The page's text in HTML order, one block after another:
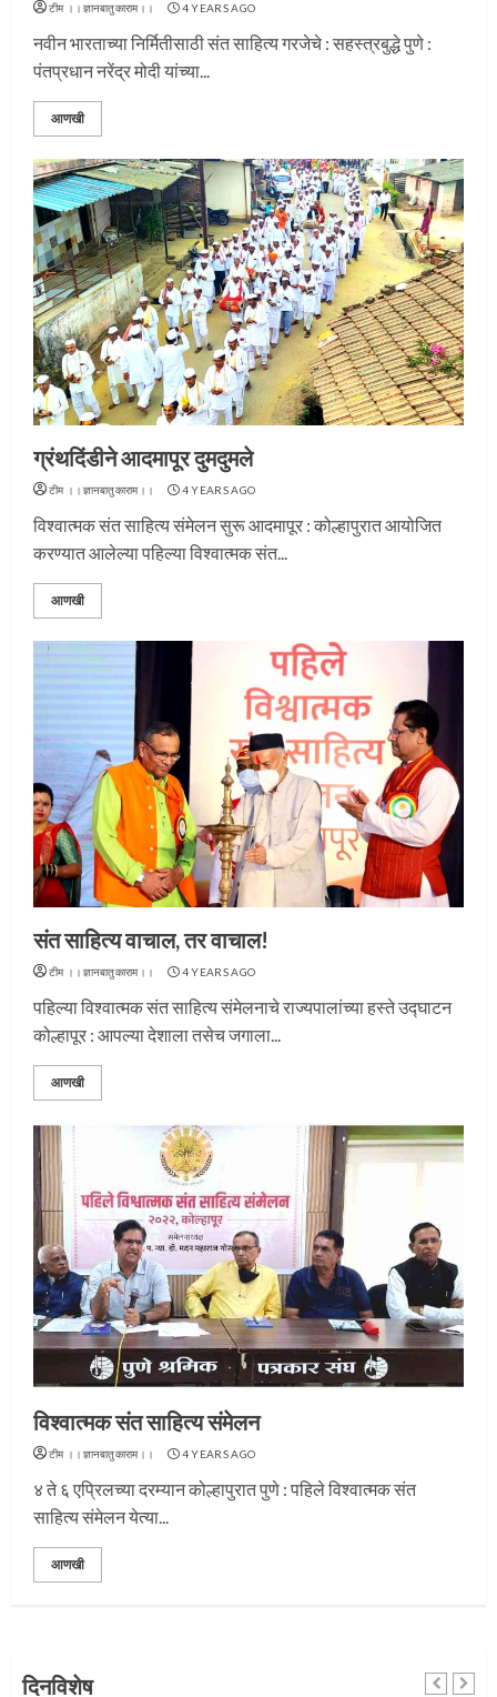
टीम ।।ज्ञानबातुकाराम।। 4 YEARS AGO
नवीन भारताच्या निर्मितीसाठी संत साहित्य गरजेचे : सहस्त्रबुद्धे पुणे :
पंतप्रधान नरेंद्र मोदी यांच्या...
आणखी
ग्रंथदिंडीने आदमापूर दुमदुमले
टीम ।।ज्ञानबातुकाराम।। 4 YEARS AGO
विश्वात्मक संत साहित्य संमेलन सुरू आदमापूर : कोल्हापुरात आयोजित
करण्यात आलेल्या पहिल्या विश्वात्मक संत...
आणखी
संत साहित्य वाचाल, तर वाचाल!
टीम ।।ज्ञानबातुकाराम।। 4 YEARS AGO
पहिल्या विश्‍वात्मक संत साहित्य संमेलनाचे राज्यपालांच्या हस्ते उद्घाटन
कोल्हापूर : आपल्या देशाला तसेच जगाला...
आणखी
विश्वात्मक संत साहित्य संमेलन
टीम ।।ज्ञानबातुकाराम।। 4 YEARS AGO
४ ते ६ एप्रिलच्या दरम्यान कोल्हापुरात पुणे : पहिले विश्वात्मक संत
साहित्य संमेलन येत्या...
आणखी
दिनविशेष
प्रस्थान सोहळ्यासाठी आळंदी सज्ज